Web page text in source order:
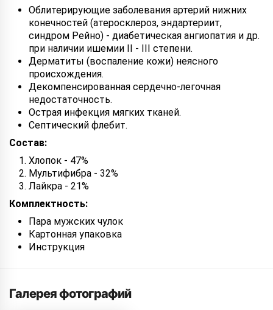
Облитерирующие заболевания артерий нижних
конечностей (атеросклероз, эндартериит,
синдром Рейно) - диабетическая ангиопатия и др.
при наличии ишемии II - III степени.
Дерматиты (воспаление кожи) неясного
происхождения.
Декомпенсированная сердечно-легочная
недостаточность.
Острая инфекция мягких тканей.
Септический флебит.
Состав:
Хлопок - 47%
Мультифибра - 32%
Лайкра - 21%
Комплектность:
Пара мужских чулок
Картонная упаковка
Инструкция
Галерея фотографий